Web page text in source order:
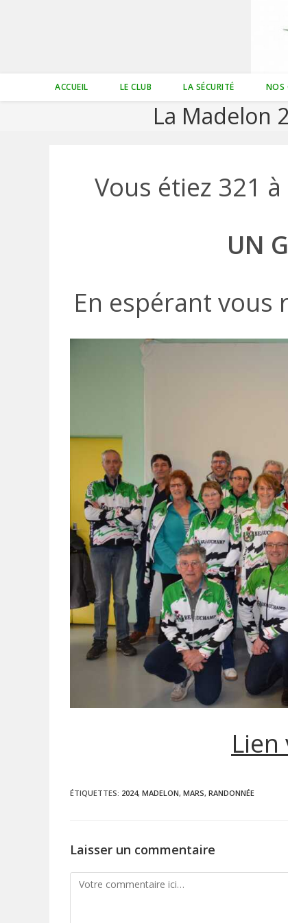
ACCUEIL LE CLUB LA SÉCURITÉ NOS
La Madelon
Vous étiez 321
UN
En espérant vous
ÉTIQUETTES: 2024, MADELON, MARS, RANDONNÉE
Laisser un commentaire
Comment